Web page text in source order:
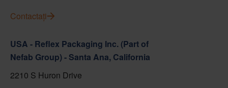
Contactați
USA - Reflex Packaging Inc. (Part of
Nefab Group) - Santa Ana, California
2210 S Huron Drive